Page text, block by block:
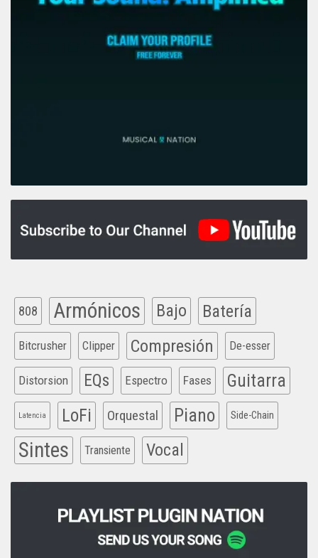
808 Armónicos Bajo Batería
Bitcrusher Clipper Compresión De-esser
Distorsion EQs Espectro Fases Guitarra
Latencia LoFi Orquestal Piano Side-Chain
Sintes Transiente Vocal